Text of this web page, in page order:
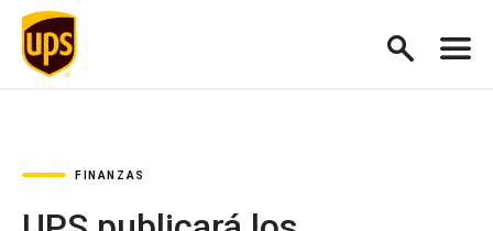
FINANZAS